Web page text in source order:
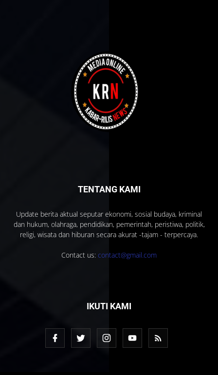
TENTANG KAMI
Update berita aktual seputar ekonomi, sosial budaya, kriminal
dan hukum, olahraga, pendidikan, pemerintah, peristiwa, politik,
religi, wisata dan hiburan secara akurat -tajam - terpercaya.
Contact us: contact@gmail.com
IKUTI KAMI